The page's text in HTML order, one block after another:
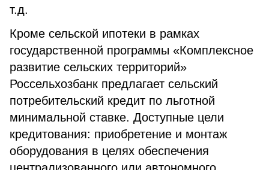
т.д.
Кроме сельской ипотеки в рамках
государственной программы «Комплексное
развитие сельских территорий»
Россельхозбанк предлагает сельский
потребительский кредит по льготной
минимальной ставке. Доступные цели
кредитования: приобретение и монтаж
оборудования в целях обеспечения